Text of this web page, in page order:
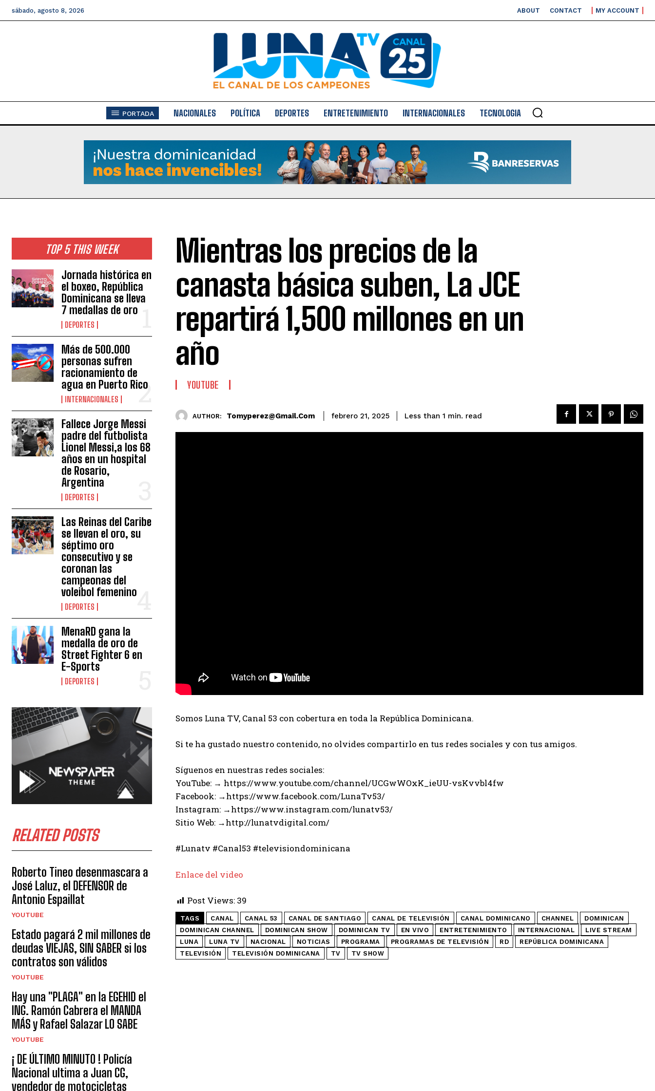
sábado, agosto 8, 2026 ABOUT CONTACT MY ACCOUNT
PORTADA NACIONALES POLÍTICA DEPORTES ENTRETENIMIENTO INTERNACIONALES TECNOLOGIA
TOP 5 THIS WEEK
Jornada histórica en
el boxeo, República
Dominicana se lleva
7 medallas de oro
DEPORTES
Más de 500.000
personas sufren
racionamiento de
agua en Puerto Rico
INTERNACIONALES
Fallece Jorge Messi
padre del futbolista
Lionel Messi,a los 68
años en un hospital
de Rosario,
Argentina
DEPORTES
Las Reinas del Caribe
se llevan el oro, su
séptimo oro
consecutivo y se
coronan las
campeonas del
voleibol femenino
DEPORTES
MenaRD gana la
medalla de oro de
Street Fighter 6 en
E-Sports
DEPORTES
RELATED POSTS
Roberto Tineo desenmascara a
José Laluz, el DEFENSOR de
Antonio Espaillat
YOUTUBE
Estado pagará 2 mil millones de
deudas VIEJAS, SIN SABER si los
contratos son válidos
YOUTUBE
Hay una "PLAGA" en la EGEHID el
ING. Ramón Cabrera el MANDA
MÁS y Rafael Salazar LO SABE
YOUTUBE
¡ DE ÚLTIMO MINUTO ! Policía
Nacional ultima a Juan CG,
vendedor de motocicletas
Mientras los precios de la
canasta básica suben, La JCE
repartirá 1,500 millones en un
año
YOUTUBE
AUTHOR: Tomyperez@gmail.com febrero 21, 2025 Less than 1 min. read
Somos Luna TV, Canal 53 con cobertura en toda la República Dominicana.
Si te ha gustado nuestro contenido, no olvides compartirlo en tus redes sociales y con tus amigos.
Síguenos en nuestras redes sociales:
YouTube: → https://www.youtube.com/channel/UCGwWOxK_ieUU-vsKvvbl4fw
Facebook: →https://www.facebook.com/LunaTv53/
Instagram: →https://www.instagram.com/lunatv53/
Sitio Web: →http://lunatvdigital.com/
#Lunatv #Canal53 #televisiondominicana
Enlace del video
Post Views: 39
TAGS CANAL CANAL 53 CANAL DE SANTIAGO CANAL DE TELEVISIÓN CANAL DOMINICANO CHANNEL
DOMINICAN
DOMINICAN CHANNEL
DOMINICAN SHOW DOMINICAN TV EN VIVO ENTRETENIMIENTO INTERNACIONAL
LIVE STREAM
LUNA
LUNA TV NACIONAL NOTICIAS PROGRAMA PROGRAMAS DE TELEVISIÓN RD
REPÚBLICA DOMINICANA
TELEVISIÓN
TELEVISIÓN DOMINICANA TV TV SHOW